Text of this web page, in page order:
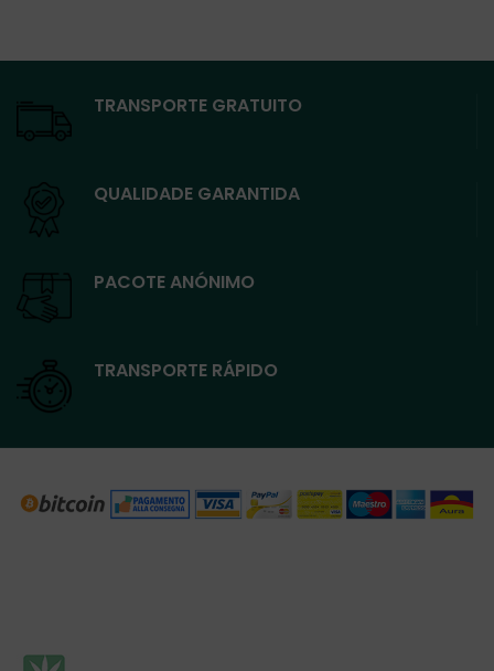
TRANSPORTE GRATUITO
QUALIDADE GARANTIDA
PACOTE ANÓNIMO
TRANSPORTE RÁPIDO